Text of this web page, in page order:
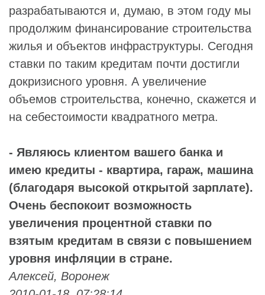
разрабатываются и, думаю, в этом году мы
продолжим финансирование строительства
жилья и объектов инфраструктуры. Сегодня
ставки по таким кредитам почти достигли
докризисного уровня. А увеличение
объемов строительства, конечно, скажется и
на себестоимости квадратного метра.
- Являюсь клиентом вашего банка и
имею кредиты - квартира, гараж, машина
(благодаря высокой открытой зарплате).
Очень беспокоит возможность
увеличения процентной ставки по
взятым кредитам в связи с повышением
уровня инфляции в стране.
Алексей, Воронеж